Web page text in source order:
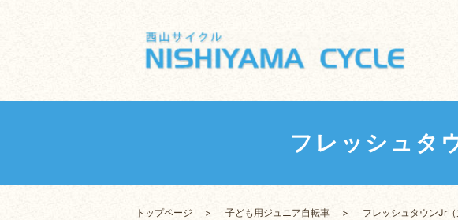
フレッシュタ
トップページ 子ども用ジュニア自転車 フレッシュタウンJr